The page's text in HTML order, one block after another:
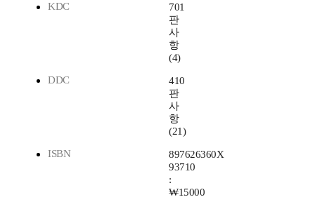
KDC
701
판
사
항
(4)
DDC
410
판
사
항
(21)
ISBN
897626360X
93710
:
₩15000